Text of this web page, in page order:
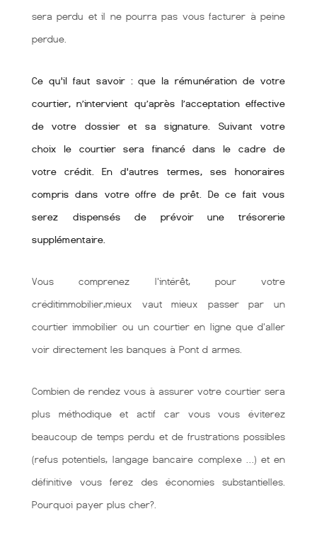
sera perdu et il ne pourra pas vous facturer à peine
perdue.
Ce qu'il faut savoir : que la rémunération de votre
courtier, n’intervient qu’après l’acceptation effective
de votre dossier et sa signature. Suivant votre
choix le courtier sera financé dans le cadre de
votre crédit. En d'autres termes, ses honoraires
compris dans votre offre de prêt. De ce fait vous
serez dispensés de prévoir une trésorerie
supplémentaire.
Vous comprenez l'intérêt, pour votre
créditimmobilier,mieux vaut mieux passer par un
courtier immobilier ou un courtier en ligne que d'aller
voir directement les banques à Pont d armes.
Combien de rendez vous à assurer votre courtier sera
plus méthodique et actif car vous vous éviterez
beaucoup de temps perdu et de frustrations possibles
(refus potentiels, langage bancaire complexe …) et en
définitive vous ferez des économies substantielles.
Pourquoi payer plus cher?.